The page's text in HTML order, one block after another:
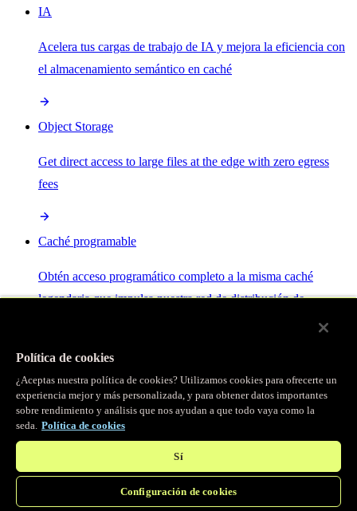
IA
Acelera tus cargas de trabajo de IA y mejora la eficiencia con
el almacenamiento semántico en caché
Object Storage
Get direct access to large files at the edge with zero egress
fees
Caché programable
Obtén acceso programático completo a la misma caché
legendaria que impulsa nuestra red de distribución de
Servidor MCP
Control por IA para tus servicios Fastly.
Política de cookies
¿Aceptas nuestra política de cookies? Utilizamos cookies para ofrecerte un
experiencia mejor y más personalizada, y para obtener datos importantes
sobre rendimiento y análisis que nos ayudan a que todo vaya como la
seda. Política de cookies
Sí
Configuración de cookies